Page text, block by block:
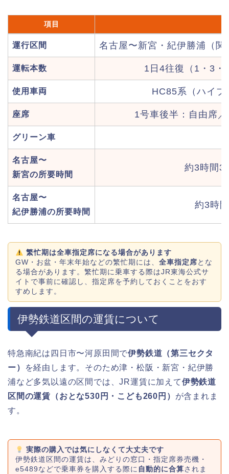
項目
運行区間 名古屋〜新宮・紀伊勝浦（
運転本数 1日4往復（1・3・
使用車両 HC85系（ハイ
座席 1号車後半：自由席
グリーン車
名古屋〜
新宮の所要時間
約3時間
名古屋〜
紀伊勝浦の所要時間
約3時
繁忙期は全車指定席になる場合があります
GW・お盆・年末年始などの繁忙期には、 全車指定席とな
る場合があります。繁忙期に乗車する際はJR東海公式サ
イトで事前に確認し、指定席を予約しておくことをおす
すめします。
伊勢鉄道区間の運賃について
特急南紀は四日市〜河原田間で伊勢鉄道（第三セクタ
ー）
を経由します。そのため津・松阪・新宮・紀伊勝
浦など多気以遠の区間では、JR運賃に加えて伊勢鉄道
区間の運賃（おとな530円・こども260円） が含まれま
す。
実際の購入では気にしなくて大丈夫です
伊勢鉄道区間の運賃は、みどりの窓口・指定席券売機・
e5489などで乗車券を購入する際に 自動的に合算されま